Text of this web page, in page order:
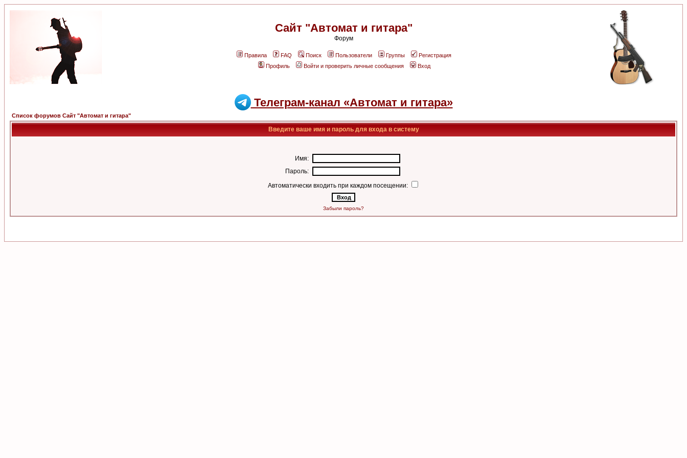
Сайт "Автомат и гитара"
Форум
Правила FAQ Поиск Пользователи Группы
Регистрация
Профиль
Войти и проверить личные сообщения Вход
Телеграм-канал «Автомат и гитара»
Список форумов Сайт "Автомат и гитара"
Введите ваше имя и пароль для входа в систему
Имя:
Пароль:
Автоматически входить при каждом посещении:
Забыли пароль?